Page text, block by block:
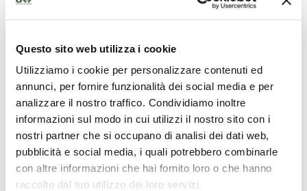
Questo sito web utilizza i cookie
Utilizziamo i cookie per personalizzare contenuti ed
annunci, per fornire funzionalità dei social media e per
analizzare il nostro traffico. Condividiamo inoltre
informazioni sul modo in cui utilizzi il nostro sito con i
nostri partner che si occupano di analisi dei dati web,
pubblicità e social media, i quali potrebbero combinarle
con altre informazioni che hai fornito loro o che hanno
raccolto dal tuo utilizzo dei loro servizi.
via bonifico bancario.
Was ist enthalten
4 notti in Agriturismo in formula B&B;
visite guidate con guida autorizzata a: Spoleto,
Assisi, Spello, Bevagna, Campello sul Clitunno,
Scheggino e Cascata delle Marmore:
pranzo in abbinamento vini in Bevagna,
pranzo presso agriturismo in Valnerina;